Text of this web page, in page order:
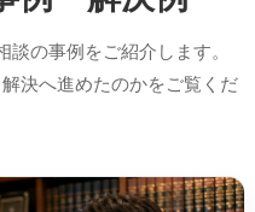
の事例をご紹介します。
決へ進めたのかをご覧くだ